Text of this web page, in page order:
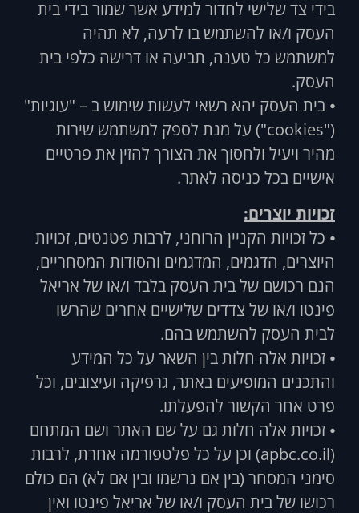
בידי צד שלישי לחדור למידע אשר שמור בידי בית
העסק ו/או להשתמש בו לרעה, לא תהיה
למשתמש כל טענה, תביעה או דרישה כלפי בית
העסק.
⦁ בית העסק יהא רשאי לעשות שימוש ב – "עוגיות"
("cookies") על מנת לספק למשתמש שירות
מהיר ויעיל ולחסוך את הצורך להזין את פרטיים
אישיים בכל כניסה לאתר.
זכויות יוצרים:
⦁ כל זכויות הקניין הרוחני, לרבות פטנטים, זכויות
היוצרים, הדגמים, המדגמים והסודות המסחריים,
הנם רכושם של בית העסק בלבד ו/או של אריאל
פינטו ו/או של צדדים שלישיים אחרים שהרשו
לבית העסק להשתמש בהם.
⦁ זכויות אלה חלות בין השאר על כל המידע
והתכנים המופיעים באתר, גרפיקה ועיצובים, וכל
פרט אחר הקשור להפעלתו.
⦁ זכויות אלה חלות גם על שם האתר ושם המתחם
(apbc.co.il) וכן על כל פלטפורמה אחרת, לרבות
סימני המסחר (בין אם נרשמו ובין אם לא) הם כולם
רכושו של בית העסק ו/או של אריאל פינטו ואין